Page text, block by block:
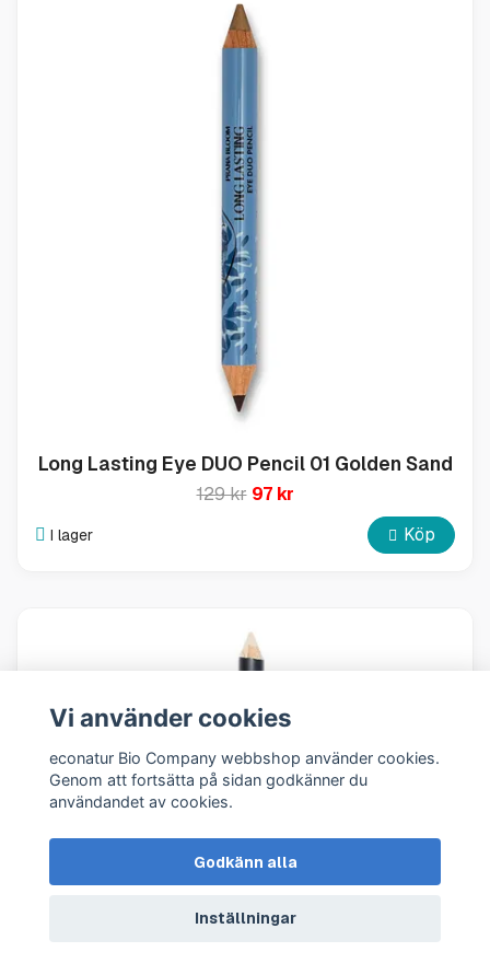
Long Lasting Eye DUO Pencil 01 Golden Sand
129 kr 97 kr
I lager Köp
Vi använder cookies
econatur Bio Company webbshop använder cookies.
Genom att fortsätta på sidan godkänner du
användandet av cookies.
Godkänn alla
Inställningar